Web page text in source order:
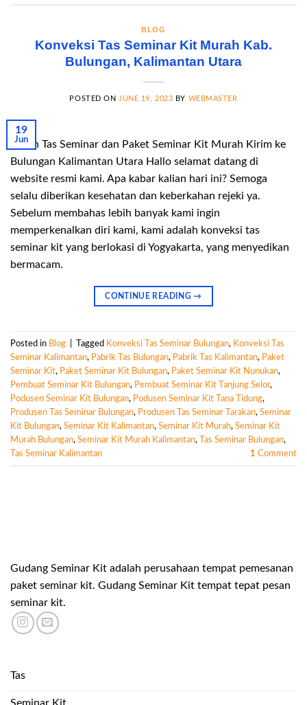
BLOG
Konveksi Tas Seminar Kit Murah Kab.
Bulungan, Kalimantan Utara
POSTED ONJUNE 19, 2023 BY WEBMASTER
19
Jun
Pesan Tas Seminar dan Paket Seminar Kit Murah Kirim ke
Bulungan Kalimantan Utara Hallo selamat datang di
website resmi kami. Apa kabar kalian hari ini? Semoga
selalu diberikan kesehatan dan keberkahan rejeki ya.
Sebelum membahas lebih banyak kami ingin
memperkenalkan diri kami, kami adalah konveksi tas
seminar kit yang berlokasi di Yogyakarta, yang menyedikan
bermacam.
CONTINUE READING→
Posted in Blog Tagged Konveksi Tas Seminar Bulungan, Konveksi Tas
Seminar Kalimantan, Pabrik Tas Bulungan, Pabrik Tas Kalimantan, Paket
Seminar Kit, Paket Seminar Kit Bulungan, Paket Seminar Kit Nunukan,
Pembuat Seminar Kit Bulungan, Pembuat Seminar Kit Tanjung Selor,
Podusen Seminar Kit Bulungan, Podusen Seminar Kit Tana Tidung,
Produsen Tas Seminar Bulungan, Produsen Tas Seminar Tarakan, Seminar
Kit Bulungan, Seminar Kit Kalimantan, Seminar Kit Murah, Seminar Kit
Murah Bulungan, Seminar Kit Murah Kalimantan, Tas Seminar Bulungan,
Tas Seminar Kalimantan
1 Comment
Gudang Seminar Kit adalah perusahaan tempat pemesanan
paket seminar kit. Gudang Seminar Kit tempat tepat pesan
seminar kit.
Tas